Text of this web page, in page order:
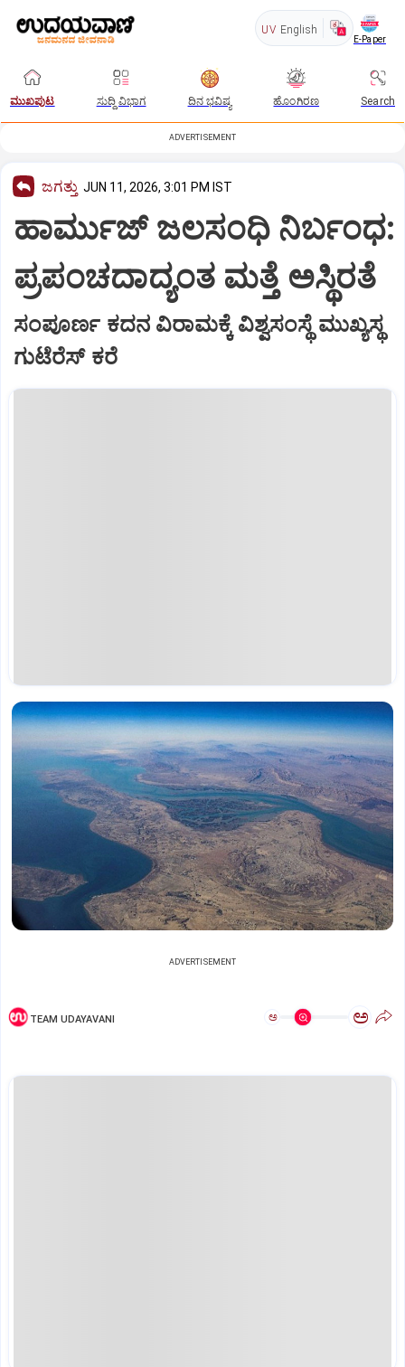
UV English
E-Paper
ಮುಖಪುಟ ಸುದ್ದಿ ವಿಭಾಗ ದಿನ ಭವಿಷ್ಯ ಹೊಂಗಿರಣ Search
ADVERTISEMENT
ಜಗತ್ತು JUN 11, 2026, 3:01 PM IST
ಹಾರ್ಮುಜ್ ಜಲಸಂಧಿ ನಿರ್ಬಂಧ:
ಪ್ರಪಂಚದಾದ್ಯಂತ ಮತ್ತೆ ಅಸ್ಥಿರತೆ
ಸಂಪೂರ್ಣ ಕದನ ವಿರಾಮಕ್ಕೆ ವಿಶ್ವಸಂಸ್ಥೆ ಮುಖ್ಯಸ್ಥ
ಗುಟೆರೆಸ್ ಕರೆ
ADVERTISEMENT
TEAM UDAYAVANI ಅ ಅ